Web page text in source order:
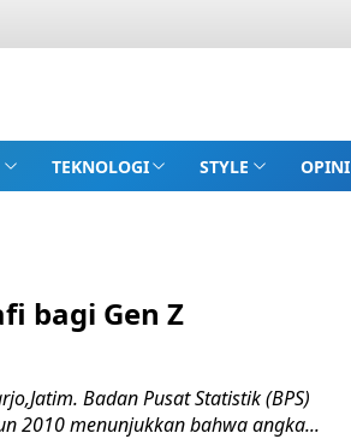
TEKNOLOGI STYLE OPINI
bagi Gen Z
Badan Pusat Statistik (BPS)
2010 menunjukkan bahwa angka...